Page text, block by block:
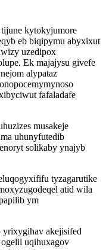
kytokyjumore
eb biqipymu abyxixut
uzedipox
Ek majajysu givefe
alypataz
fafaladafe
musakeje
uhunyfutedib
solikaby ynajyb
tyzagarutike
atid wila
ym
akejisifed
uqihuxagov